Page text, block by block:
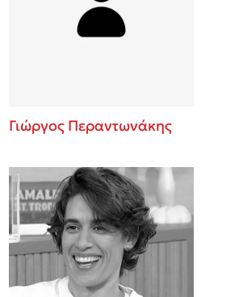
Γιώργος Περαντωνάκης